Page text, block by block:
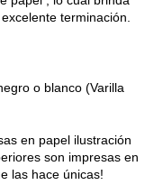
terminación.
o blanco (Varilla
en papel ilustración
son impresas en
las hace únicas!